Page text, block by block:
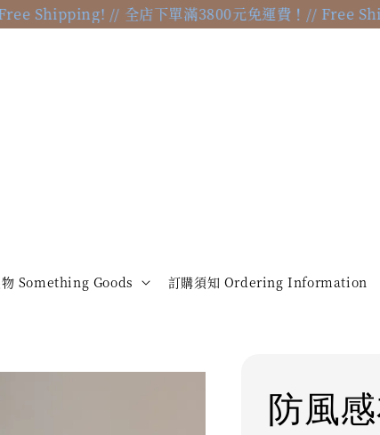
// 全店下單滿3800元免運費！// Free
物 Something Goods 訂購須知 Ordering Information
防風